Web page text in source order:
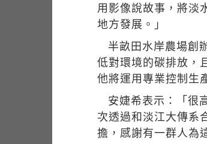
用影像說故事，將淡
地方發展。」
半畝田水岸農場創
低對環境的碳排放，
他將運用專業控制生
安婕希表示：「很
次透過和淡江大傳系
擔，感謝有一群人為